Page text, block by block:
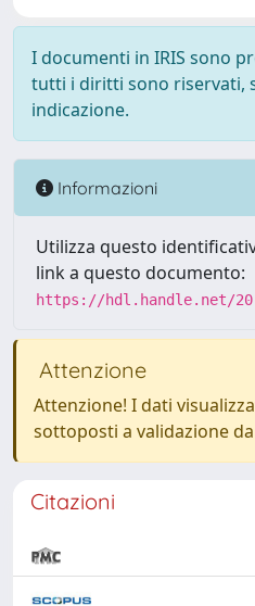
I documenti in IRIS sono
tutti i diritti sono riservati,
indicazione.
Informazioni
Utilizza questo
link a questo documento:
https://hdl.handle.net/
Attenzione
Attenzione! I dati
sottoposti a validazione
Citazioni